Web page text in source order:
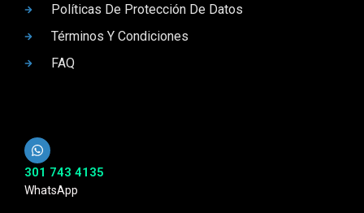
Políticas De Protección De Datos
Términos Y Condiciones
FAQ
301 743 4135
WhatsApp